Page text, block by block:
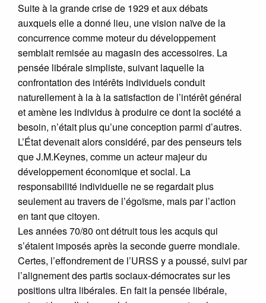
Suite à la grande crise de 1929 et aux débats
auxquels elle a donné lieu, une vision naïve de la
concurrence comme moteur du développement
semblait remisée au magasin des accessoires. La
pensée libérale simpliste, suivant laquelle la
confrontation des intérêts individuels conduit
naturellement à la à la satisfaction de l’intérêt général
et amène les individus à produire ce dont la société a
besoin, n’était plus qu’une conception parmi d’autres.
L’État devenait alors considéré, par des penseurs tels
que J.M.Keynes, comme un acteur majeur du
développement économique et social. La
responsabilité individuelle ne se regardait plus
seulement au travers de l’égoïsme, mais par l’action
en tant que citoyen.
Les années 70/80 ont détruit tous les acquis qui
s’étaient imposés après la seconde guerre mondiale.
Certes, l’effondrement de l’URSS y a poussé, suivi par
l’alignement des partis sociaux-démocrates sur les
positions ultra libérales. En fait la pensée libérale,